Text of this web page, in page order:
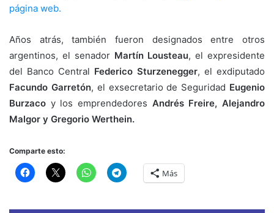
página web.
Años atrás, también fueron designados entre otros
argentinos, el senador Martín Lousteau, el expresidente
del Banco Central Federico Sturzenegger, el exdiputado
Facundo Garretón, el exsecretario de Seguridad Eugenio
Burzaco y los emprendedores Andrés Freire, Alejandro
Malgor y Gregorio Werthein.
Comparte esto:
Más